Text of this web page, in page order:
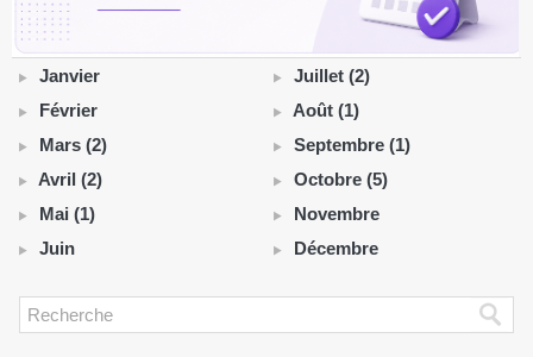
Janvier
Février
Mars (2)
Avril (2)
Mai (1)
Juin
Juillet (2)
Août (1)
Septembre (1)
Octobre (5)
Novembre
Décembre